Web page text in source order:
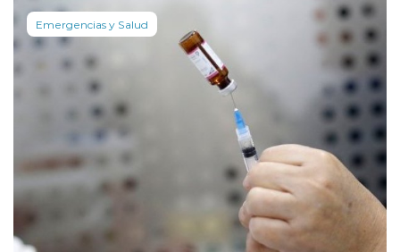
Emergencias y Salud